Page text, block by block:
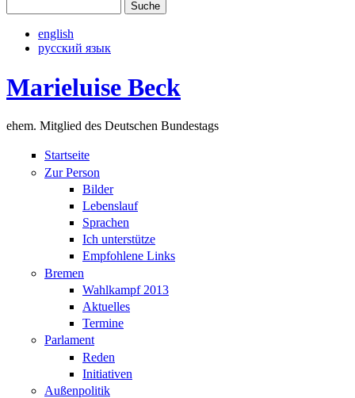
english
русский язык
Marieluise Beck
ehem. Mitglied des Deutschen Bundestags
Startseite
Zur Person
Bilder
Lebenslauf
Sprachen
Ich unterstütze
Empfohlene Links
Bremen
Wahlkampf 2013
Aktuelles
Termine
Parlament
Reden
Initiativen
Außenpolitik